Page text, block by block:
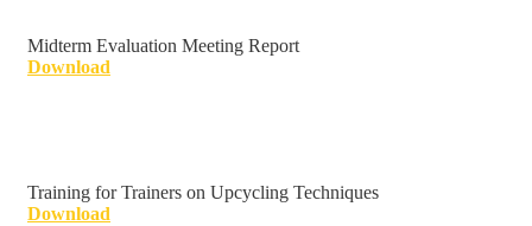
Midterm Evaluation Meeting Report
Download
Training for Trainers on Upcycling Techniques
Download